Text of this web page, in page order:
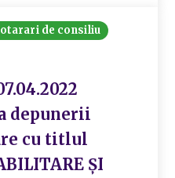
de consiliu
depunerii
cu titlul
ȘI